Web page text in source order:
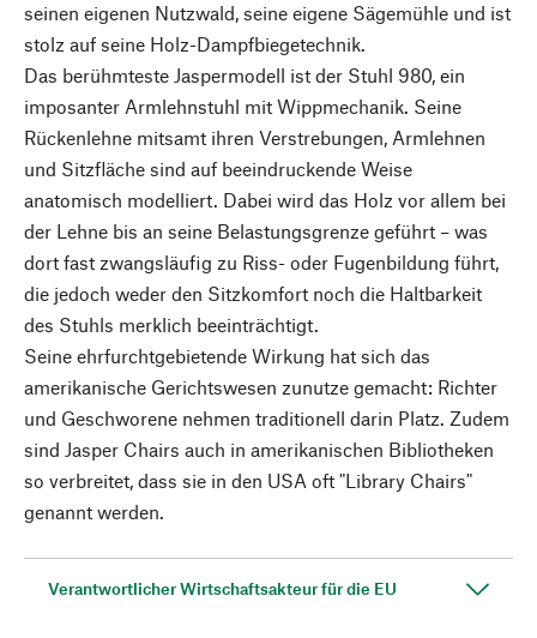
seinen eigenen Nutzwald, seine eigene Sägemühle und ist
stolz auf seine Holz-Dampfbiegetechnik.
Das berühmteste Jaspermodell ist der Stuhl 980, ein
imposanter Armlehnstuhl mit Wippmechanik. Seine
Rückenlehne mitsamt ihren Verstrebungen, Armlehnen
und Sitzfläche sind auf beeindruckende Weise
anatomisch modelliert. Dabei wird das Holz vor allem bei
der Lehne bis an seine Belastungsgrenze geführt – was
dort fast zwangsläufig zu Riss- oder Fugenbildung führt,
die jedoch weder den Sitzkomfort noch die Haltbarkeit
des Stuhls merklich beeinträchtigt.
Seine ehrfurchtgebietende Wirkung hat sich das
amerikanische Gerichtswesen zunutze gemacht: Richter
und Geschworene nehmen traditionell darin Platz. Zudem
sind Jasper Chairs auch in amerikanischen Bibliotheken
so verbreitet, dass sie in den USA oft "Library Chairs"
genannt werden.
Verantwortlicher Wirtschaftsakteur für die EU